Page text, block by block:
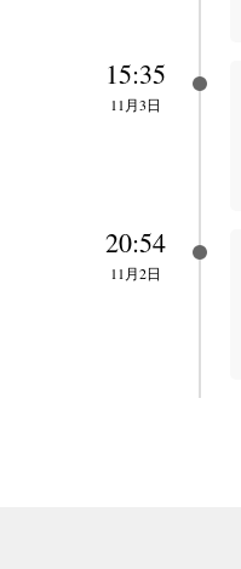
15:35
11月3日
20:54
11月2日